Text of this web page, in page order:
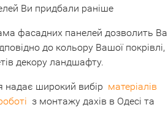
Ви придбали раніше
фасадних панелей дозволить
до кольору Вашої покрівлі,
декору ландшафту.
широкий вибір матеріалів
з монтажу дахів в Одесі та